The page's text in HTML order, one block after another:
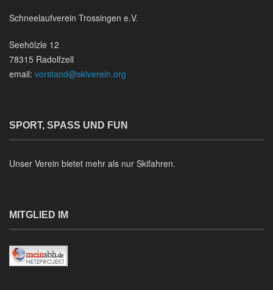
Schneelaufverein Trossingen e.V.
Seehölzle 12
78315 Radolfzell
email: vorstand@skiverein.org
SPORT, SPASS UND FUN
Unser Verein bietet mehr als nur Skifahren.
MITGLIED IM